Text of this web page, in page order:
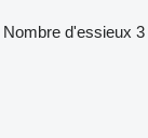
Nombre d'essieux 3